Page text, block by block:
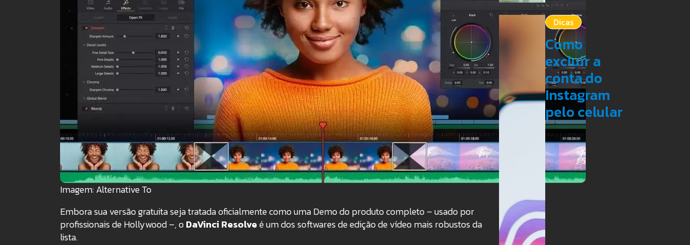
Imagem: Alternative To
Embora sua versão gratuita seja tratada oficialmente como uma Demo do produto completo – usado por
profissionais de Hollywood –, oDaVinci Resolveé um dos softwares de edição de vídeo mais robustos da
lista.
Dicas
Como
excluir a
conta do
Instagram
pelo celular